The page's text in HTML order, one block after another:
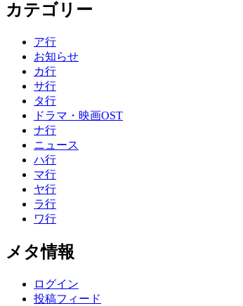
カテゴリー
ア行
お知らせ
カ行
サ行
タ行
ドラマ・映画OST
ナ行
ニュース
ハ行
マ行
ヤ行
ラ行
ワ行
メタ情報
ログイン
投稿フィード